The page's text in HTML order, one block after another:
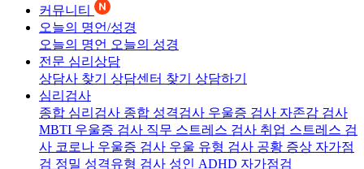
커뮤니티
오늘의 명언/성경
오늘의 명언 오늘의 성경
전문 심리상담
상담사 찾기 상담센터 찾기 상담하기
심리검사
종합 심리검사 종합 성격검사 우울증 검사 자존감 검사
MBTI 우울증 검사 직무 스트레스 검사 취업 스트레스 검
사 코로나 우울증 검사 우울 유형 검사 공황 증상 자가점
검 정밀 성격유형 검사 성인 ADHD 자가점검